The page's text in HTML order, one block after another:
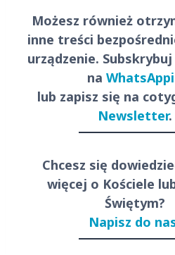
Możesz również
inne treści
urządzenie. Subskrybuj
na
lub zapisz się na
Newsletter.
Chcesz się
więcej o Kościele
Świętym?
Napisz do